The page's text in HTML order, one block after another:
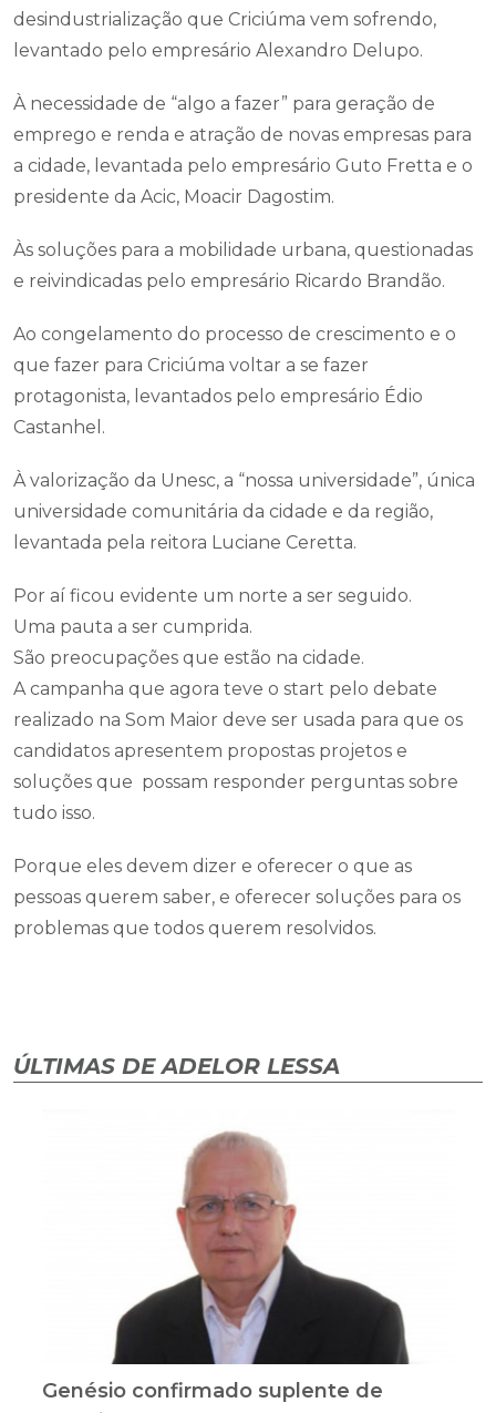
desindustrialização que Criciúma vem sofrendo,
levantado pelo empresário Alexandro Delupo.
À necessidade de “algo a fazer” para geração de
emprego e renda e atração de novas empresas para
a cidade, levantada pelo empresário Guto Fretta e o
presidente da Acic, Moacir Dagostim.
Às soluções para a mobilidade urbana, questionadas
e reivindicadas pelo empresário Ricardo Brandão.
Ao congelamento do processo de crescimento e o
que fazer para Criciúma voltar a se fazer
protagonista, levantados pelo empresário Édio
Castanhel.
À valorização da Unesc, a “nossa universidade”, única
universidade comunitária da cidade e da região,
levantada pela reitora Luciane Ceretta.
Por aí ficou evidente um norte a ser seguido.
Uma pauta a ser cumprida.
São preocupações que estão na cidade.
A campanha que agora teve o start pelo debate
realizado na Som Maior deve ser usada para que os
candidatos apresentem propostas projetos e
soluções que possam responder perguntas sobre
tudo isso.
Porque eles devem dizer e oferecer o que as
pessoas querem saber, e oferecer soluções para os
problemas que todos querem resolvidos.
ÚLTIMAS DE ADELOR LESSA
Genésio confirmado suplente de